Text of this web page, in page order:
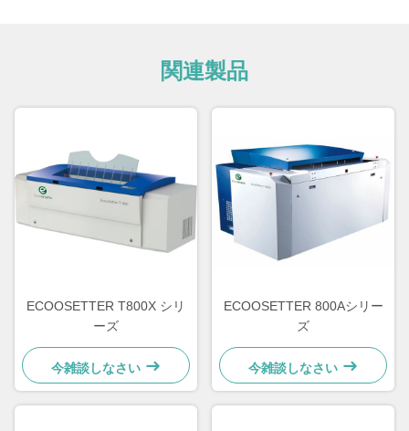
関連製品
ECOOSETTER T800X シリ
ーズ
今雑談しなさい
ECOOSETTER 800Aシリー
ズ
今雑談しなさい